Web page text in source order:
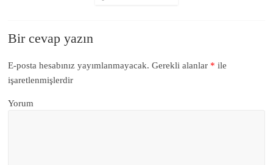
Bir cevap yazın
E-posta hesabınız yayımlanmayacak. Gerekli alanlar * ile
işaretlenmişlerdir
Yorum